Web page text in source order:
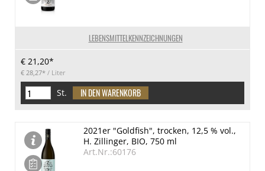
LEBENSMITTELKENNZEICHNUNGEN
€ 21,20*
€ 28,27* / Liter
St.
2021er "Goldfish", trocken, 12,5 % vol.,
H. Zillinger, BIO, 750 ml
Art.Nr.:60176